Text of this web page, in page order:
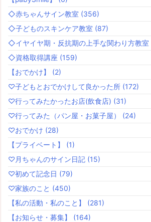
◇赤ちゃんサイン教室 (356)
◇子どものスキンケア教室 (87)
◇イヤイヤ期・反抗期の上手な関わり方教室
◇資格取得講座 (159)
【おでかけ】 (2)
♡子どもとおでかけして良かった所 (172)
♡行ってみたかったお店(飲食店) (31)
♡行ってみた（パン屋・お菓子屋） (24)
♡おでかけ (28)
【プライベート】 (1)
♡月ちゃんのサイン日記 (15)
♡初めて記念日 (79)
♡家族のこと (450)
【私の活動・私のこと】 (281)
【お知らせ・募集】 (164)